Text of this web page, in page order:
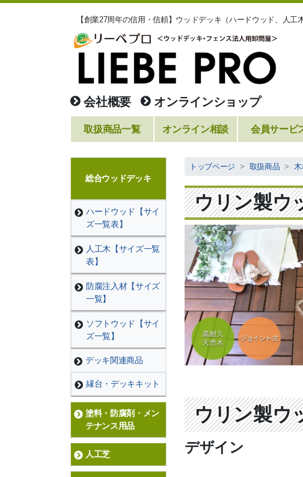
【創業27周年の信用・信頼】ウッドデッキ（ハードウッド、人
会社概要 オンラインショップ
取扱商品一覧 オンライン相談 会員サービ
総合ウッドデッキ
ハードウッド【サイ
ズ一覧表】
人工木【サイズ一覧
表】
防腐注入材【サイズ
一覧】
ソフトウッド【サイ
ズ一覧】
デッキ関連商品
縁台・デッキキット
塗料・防腐剤・メン
テナンス用品
人工芝
トップページ 取扱商品 木
ウリン製ウ
ウリン製ウ
デザイン